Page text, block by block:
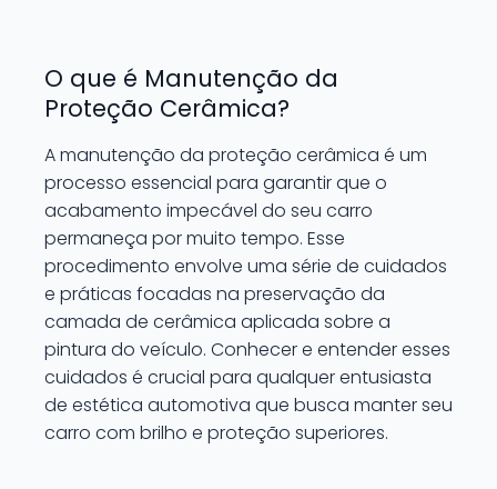
O que é Manutenção da
Proteção Cerâmica?
A manutenção da proteção cerâmica é um
processo essencial para garantir que o
acabamento impecável do seu carro
permaneça por muito tempo. Esse
procedimento envolve uma série de cuidados
e práticas focadas na preservação da
camada de cerâmica aplicada sobre a
pintura do veículo. Conhecer e entender esses
cuidados é crucial para qualquer entusiasta
de estética automotiva que busca manter seu
carro com brilho e proteção superiores.